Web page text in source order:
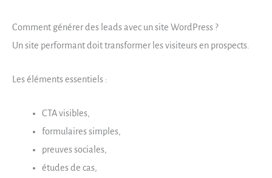
Comment générer des leads avec un site WordPress ?
Un site performant doit transformer les visiteurs en prospects.
Les éléments essentiels :
CTA visibles,
formulaires simples,
preuves sociales,
études de cas,